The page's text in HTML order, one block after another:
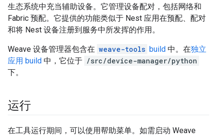
生态系统中充当辅助设备。它管理设备配对，包括网络和
Fabric 预配。它提供的功能类似于 Nest 应用在预配、配对
和将 Nest 设备注册到服务中所发挥的作用。
Weave 设备管理器包含在 weave-tools build 中。在独立
应用 build 中，它位于 /src/device-manager/python
下。
运行
在工具运行期间，可以使用帮助菜单。如需启动 Weave